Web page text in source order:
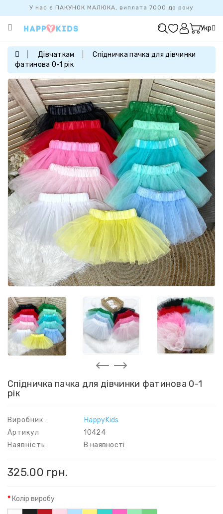
У нас є ПАКУНОК МАЛЮКА, виплата 7000 до року
Категорії
ПРОДАЖУ
БАЗОВА
КОЛЕКЦІЯ
ДІВЧАТКАМ
ХЛОПЧИКАМ
НОВОНАРОДЖЕНИМ
FAMILYLOOK
Укр
Дівчаткам
Спідничка пачка для дівчинки
фатинова 0-1 рік
Спідничка пачка для дівчинки фатинова 0-1
рік
Виробник:
HappyKids
Артикул
10424
Наявність:
В наявності
325.00 грн.
Колір виробу